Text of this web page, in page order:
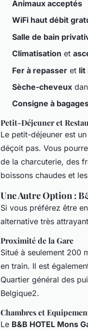
Animaux acceptés
WiFi haut débit
Salle de bain
Climatisation et
Fer à repasser et lit
Sèche-cheveux
Consigne à
Petit-Déjeuner et
Le petit-déjeuner est
déçoit pas. Vous
de la charcuterie, des
boissons chaudes et
Une Autre Option :
Si vous préférez être
alternative très
Proximité de la Gare
Situé à seulement 200
en train. Il est
Quartier général des
Belgique2.
Chambres et
Le B&B HOTEL Mons